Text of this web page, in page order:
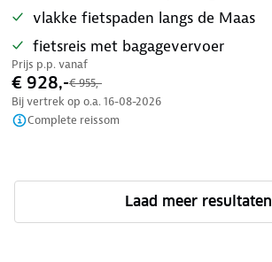
vlakke fietspaden langs de Maas
fietsreis met bagagevervoer
Prijs p.p. vanaf
€ 928,-€ 955,-
Bij vertrek op o.a. 16-08-2026
Complete reissom
Laad meer resultaten